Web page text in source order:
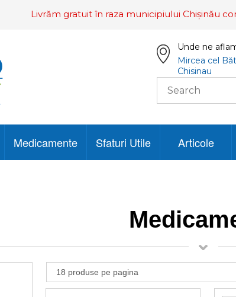
Livrăm gratuit în raza municipiului Chișinău
Unde ne
Mircea cel
Chisinau
Medicamente Sfaturi Utile Articole